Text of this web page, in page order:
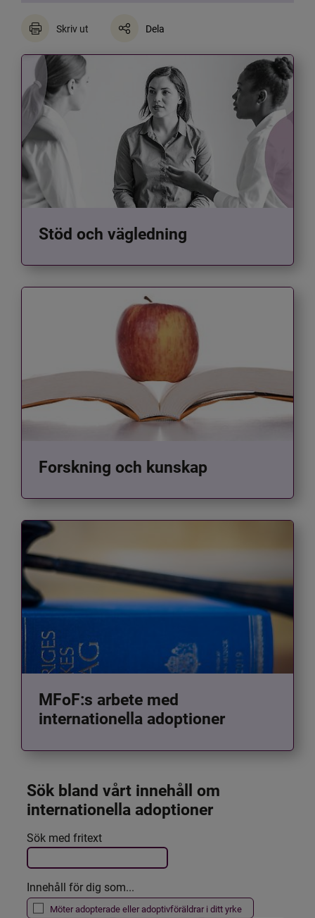
Skriv ut Dela
Stöd och vägledning
Forskning och kunskap
MFoF:s arbete med
internationella adoptioner
Sök bland vårt innehåll om
internationella adoptioner
Filtrera resultatet
Det här formuläret postas automatiskt
Sök med fritext
Innehåll för dig som...
Möter adopterade eller adoptivföräldrar i ditt yrke